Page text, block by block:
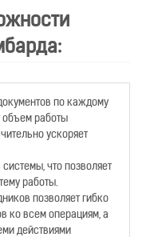
по каждому
объем работы
ускоряет
что позволяет
работы.
позволяет гибко
ко всем операциям, а
действиями